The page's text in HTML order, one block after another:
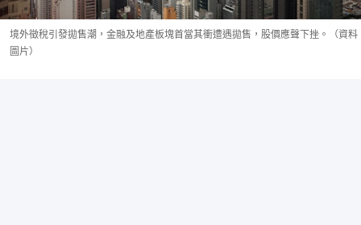
境外徵稅引發拋售潮，金融及地產板塊首當其衝遭遇拋售，股價應聲下挫。（資料
圖片）